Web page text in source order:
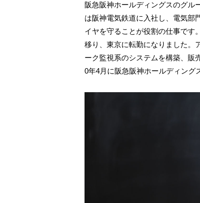
阪急阪神ホールディングスのグル
は阪神電気鉄道に入社し、電気部
イヤを守ることが役割の仕事です
移り、東京に転勤になりました。
ーク監視系のシステムを構築、販
0年4月に阪急阪神ホールディング